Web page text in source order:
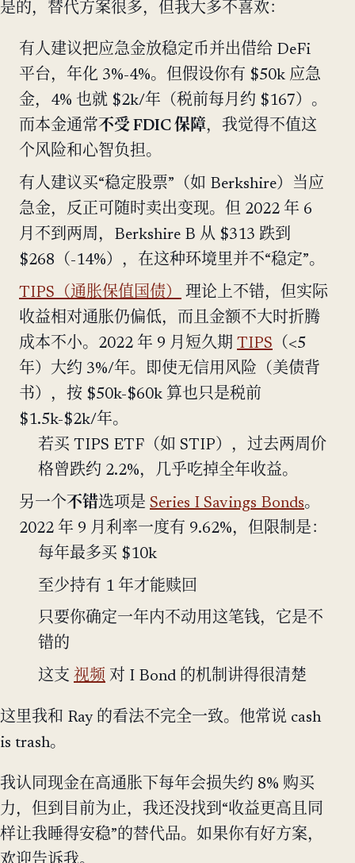
是的，替代方案很多，但我大多不喜欢：
有人建议把应急金放稳定币并出借给 DeFi
平台，年化 3%-4%。但假设你有 $50k 应急
金，4% 也就 $2k/年（税前每月约 $167）。
而本金通常不受 FDIC 保障，我觉得不值这
个风险和心智负担。
有人建议买“稳定股票”（如 Berkshire）当应
急金，反正可随时卖出变现。但 2022 年 6
月不到两周，Berkshire B 从 $313 跌到
$268（-14%），在这种环境里并不“稳定”。
TIPS（通胀保值国债）
理论上不错，但实际
收益相对通胀仍偏低，而且金额不大时折腾
成本不小。2022 年 9 月短久期 TIPS （<5
年）大约 3%/年。即使无信用风险（美债背
书），按 $50k-$60k 算也只是税前
$1.5k-$2k/年。
若买 TIPS ETF（如 STIP），过去两周价
格曾跌约 2.2%，几乎吃掉全年收益。
另一个不错选项是 Series I Savings Bonds。
2022 年 9 月利率一度有 9.62%，但限制是：
每年最多买 $10k
至少持有 1 年才能赎回
只要你确定一年内不动用这笔钱，它是不
错的
这支 视频 对 I Bond 的机制讲得很清楚
这里我和 Ray 的看法不完全一致。他常说 cash
is trash。
我认同现金在高通胀下每年会损失约 8% 购买
力，但到目前为止，我还没找到“收益更高且同
样让我睡得安稳”的替代品。如果你有好方案，